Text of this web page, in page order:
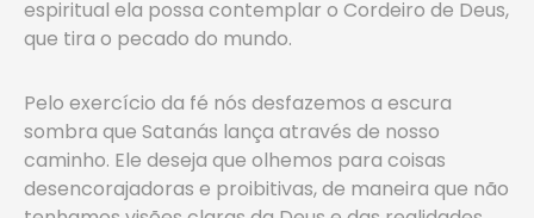
espiritual ela possa contemplar o Cordeiro de Deus,
que tira o pecado do mundo.
Pelo exercício da fé nós desfazemos a escura
sombra que Satanás lança através de nosso
caminho. Ele deseja que olhemos para coisas
desencorajadoras e proibitivas, de maneira que não